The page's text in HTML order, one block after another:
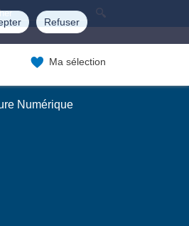
Refuser
Ma sélection
Numérique